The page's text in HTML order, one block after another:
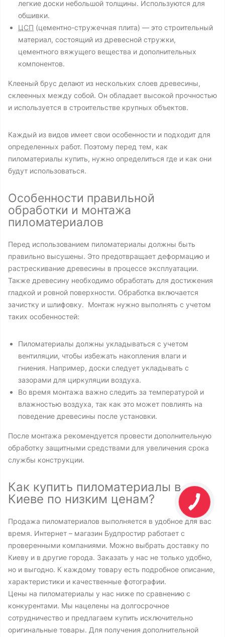
легкие доски небольшой толщины. Используются для
обшивки.
ЦСП (цементно-стружечная плита) — это строительный
материал, состоящий из древесной стружки,
цементного вяжущего вещества и дополнительных
компонентов.
Клееный брус делают из нескольких слоев древесины,
склеенных между собой. Он обладает высокой прочностью
и используется в строительстве крупных объектов.
Каждый из видов имеет свои особенности и подходит для
определенных работ. Поэтому перед тем, как
пиломатериалы купить, нужно определиться где и как они
будут использоваться.
Особенности правильной
обработки и монтажа
пиломатериалов
Перед использованием пиломатериалы должны быть
правильно высушены. Это предотвращает деформацию и
растрескивание древесины в процессе эксплуатации.
Также древесину необходимо обработать для достижения
гладкой и ровной поверхности. Обработка включается
зачистку и шлифовку. Монтаж нужно выполнять с учетом
таких особенностей:
Пиломатериалы должны укладываться с учетом
вентиляции, чтобы избежать накопления влаги и
гниения. Например, доски следует укладывать с
зазорами для циркуляции воздуха.
Во время монтажа важно следить за температурой и
влажностью воздуха, так как это может повлиять на
поведение древесины после установки.
После монтажа рекомендуется провести дополнительную
обработку защитными средствами для увеличения срока
службы конструкции.
Как купить пиломатериалы в
Киеве по низким ценам?
Продажа пиломатериалов выполняется в удобное для вас
время. Интернет – магазин Будпростир работает с
проверенными компаниями. Можно выбрать доставку по
Киеву и в другие города. Заказать у нас не только удобно,
но и выгодно. К каждому товару есть подробное описание,
характеристики и качественные фотографии.
Цены на пиломатериалы у нас ниже по сравнению с
конкурентами. Мы нацелены на долгосрочное
сотрудничество и предлагаем купить исключительно
оригинальные товары. Для получения дополнительной